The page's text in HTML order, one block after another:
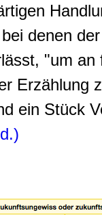
denen
"um an
Erzählung
ein Stück